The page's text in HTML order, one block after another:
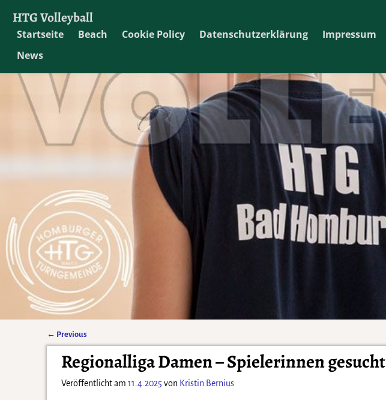
HTG Volleyball
Startseite Beach Cookie Policy Datenschutzerklärung Impressum
News
Artikelnavigation
← Previous
Regionalliga Damen – Spielerinnen gesucht
Veröffentlicht am 11.4.2025 von Kristin Bernius